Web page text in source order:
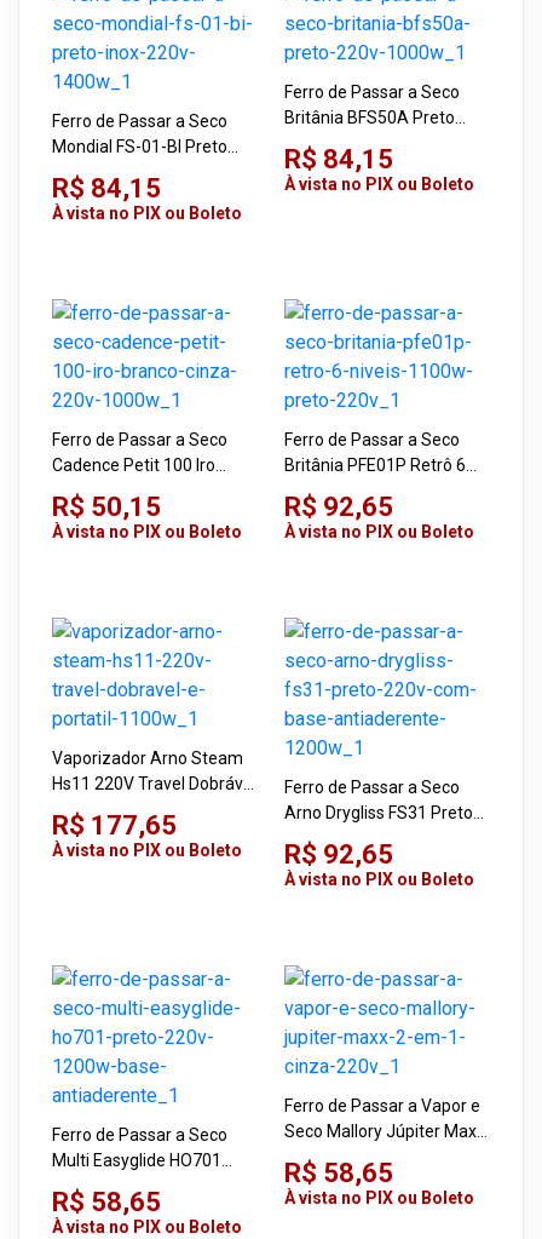
Ferro de Passar a Seco
Mondial FS-01-BI Preto
Inox 220V 1400W
R$ 84,15
À vista no PIX ou Boleto
Ferro de Passar a Seco
Britânia BFS50A Preto
220V 1000W
R$ 84,15
À vista no PIX ou Boleto
Ferro de Passar a Seco
Cadence Petit 100 Iro
Branco Cinza 220V 1000W
R$ 50,15
À vista no PIX ou Boleto
Ferro de Passar a Seco
Britânia PFE01P Retrô 6
Níveis 1100W Preto 220V
R$ 92,65
À vista no PIX ou Boleto
Vaporizador Arno Steam
Hs11 220V Travel Dobrável
e Portátil 1100W
R$ 177,65
À vista no PIX ou Boleto
Ferro de Passar a Seco
Arno Drygliss FS31 Preto
220V com Base
Antiaderente 1200W
R$ 92,65
À vista no PIX ou Boleto
Ferro de Passar a Seco
Multi Easyglide HO701
Preto 220V 1200W Base
Antiaderente
R$ 58,65
À vista no PIX ou Boleto
Ferro de Passar a Vapor e
Seco Mallory Júpiter Maxx
2 em 1 Cinza 220V
R$ 58,65
À vista no PIX ou Boleto